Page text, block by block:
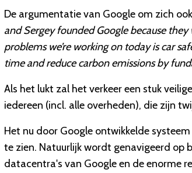
De argumentatie van Google om zich
and Sergey founded Google because
problems we’re working on today is car
time and reduce carbon emissions by
Als het lukt zal het verkeer een stuk
iedereen (incl. alle overheden), die zijn
Het nu door Google ontwikkelde
te zien. Natuurlijk wordt genavigeerd op
datacentra's van Google en de enorme